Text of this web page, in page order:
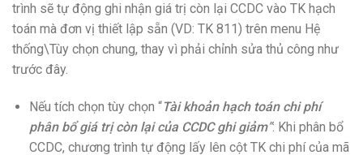
trình sẽ tự động ghi nhận giá trị còn lại CCDC vào TK hạch
toán mà đơn vị thiết lập sẵn (VD: TK 811) trên menu Hệ
thống\Tùy chọn chung, thay vì phải chỉnh sửa thủ công như
trước đây.
Nếu tích chọn tùy chọn “Tài khoản hạch toán chi phí
phân bổ giá trị còn lại của CCDC ghi giảm”: Khi phân bổ
CCDC, chương trình tự động lấy lên cột TK chi phí của mã